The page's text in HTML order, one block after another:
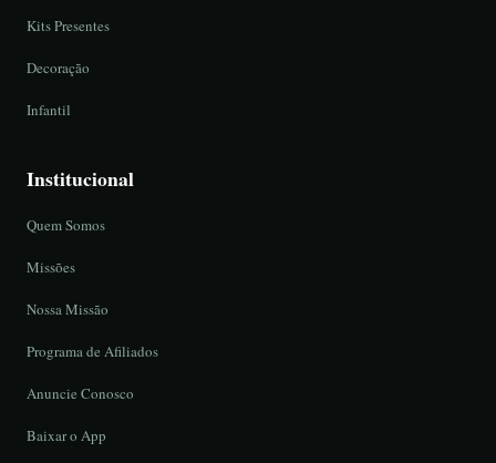
Kits Presentes
Decoração
Infantil
Institucional
Quem Somos
Missões
Nossa Missão
Programa de Afiliados
Anuncie Conosco
Baixar o App